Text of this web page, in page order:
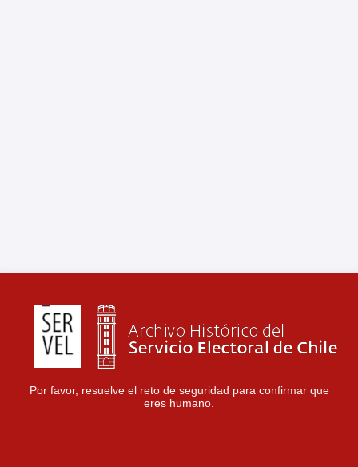
Por favor, resuelve el reto de seguridad para confirmar que
eres humano.